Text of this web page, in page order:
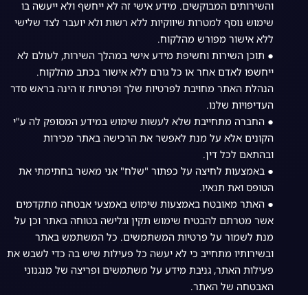
והשירותים המבוקשים. מידע אישי זה לא ייחשף ולא ייעשה בו
שימוש נוסף למטרות שיווקיות ללא רשות ולא יועבר לצד שלישי
ללא אישור מפורש מהלקוח.
● תוכן השירות וחשיפת מידע אישי במהלך השירות, לעולם לא
ייחשפו לאדם אחר או כל גורם ללא אישור בכתב מהלקוח.
הנהלת האתר מחויבת לפרטיות שלך ופרטיות זו הינה בראש סדר
העדיפויות שלנו.
● החברה מתחייבת שלא לעשות שימוש במידע המסופק לה ע"י
הקונים אלא על מנת לאפשר את הרכישה באתר מכירות
ובהתאם לכל דין.
● באמצעות לחיצה על כפתור "שלח" אני מאשר בחתימתי את
הטופס ואת תנאיו.
● האתר מאובטח באמצעות שימוש באמצעי אבטחה מתקדמים
אשר מטרתם להבטיח שימוש תקין וגלישה בטוחה באתר וכן על
מנת לשמור על פרטיות המשתמשים. כל המשתמש באתר
ובשירותיו מתחייב כי לא יעשה כל פעילות שיש בה כדי לשבש את
פעילות האתר, גניבת מידע על משתמשים ופריצה של מנגנוני
האבטחה של האתר.